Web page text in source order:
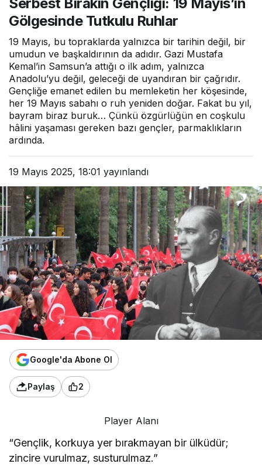
Ruhlar
Serbest Bırakın Gençliği: 19 Mayıs’ın
Gölgesinde Tutkulu Ruhlar
19 Mayıs, bu topraklarda yalnızca bir tarihin değil, bir
umudun ve başkaldırının da adıdır. Gazi Mustafa
Kemal’in Samsun’a attığı o ilk adım, yalnızca
Anadolu’yu değil, geleceği de uyandıran bir çağrıdır.
Gençliğe emanet edilen bu memleketin her köşesinde,
her 19 Mayıs sabahı o ruh yeniden doğar. Fakat bu yıl,
bayram biraz buruk… Çünkü özgürlüğün en coşkulu
hâlini yaşaması gereken bazı gençler, parmaklıkların
ardında.
19 Mayıs 2025, 18:01 yayınlandı
Google'da Abone Ol
Paylaş 2
Player Alanı
“Gençlik, korkuya yer bırakmayan bir ülküdür;
zincire vurulmaz, susturulmaz.”